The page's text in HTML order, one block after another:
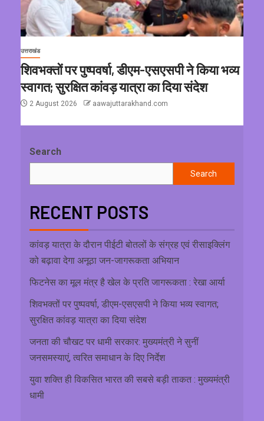
उत्तराखंड
शिवभक्तों पर पुष्पवर्षा, डीएम-एसएसपी ने किया भव्य
स्वागत; सुरक्षित कांवड़ यात्रा का दिया संदेश
2 August 2026 aawajuttarakhand.com
Search
Search
RECENT POSTS
कांवड़ यात्रा के दौरान पीईटी बोतलों के संग्रह एवं रीसाइक्लिंग
को बढ़ावा देगा अनूठा जन-जागरूकता अभियान
फिटनेस का मूल मंत्र है खेल के प्रति जागरूकता : रेखा आर्या
शिवभक्तों पर पुष्पवर्षा, डीएम-एसएसपी ने किया भव्य स्वागत;
सुरक्षित कांवड़ यात्रा का दिया संदेश
जनता की चौखट पर धामी सरकार: मुख्यमंत्री ने सुनीं
जनसमस्याएं, त्वरित समाधान के दिए निर्देश
युवा शक्ति ही विकसित भारत की सबसे बड़ी ताकत : मुख्यमंत्री
धामी